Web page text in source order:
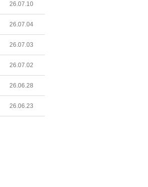
26.07.10
26.07.04
26.07.03
26.07.02
26.06.28
26.06.23